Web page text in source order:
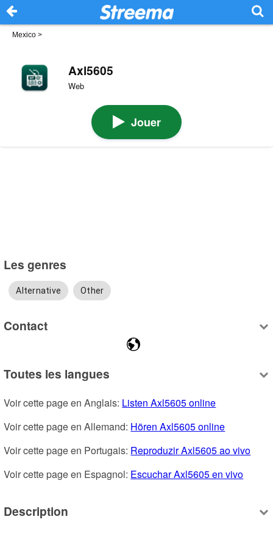
Mexico >
Axl5605
Web
Jouer
Les genres
Alternative Other
Contact
Toutes les langues
Voir cette page en Anglais: Listen Axl5605 online
Voir cette page en Allemand: Hören Axl5605 online
Voir cette page en Portugais: Reproduzir Axl5605 ao vivo
Voir cette page en Espagnol: Escuchar Axl5605 en vivo
Description